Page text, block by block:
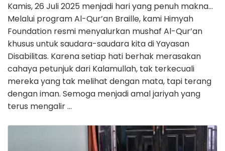
Kamis, 26 Juli 2025 menjadi hari yang penuh makna…
Melalui program Al-Qur’an Braille, kami Himyah
Foundation resmi menyalurkan mushaf Al-Qur’an
khusus untuk saudara-saudara kita di Yayasan
Disabilitas. Karena setiap hati berhak merasakan
cahaya petunjuk dari Kalamullah, tak terkecuali
mereka yang tak melihat dengan mata, tapi terang
dengan iman. Semoga menjadi amal jariyah yang
terus mengalir …